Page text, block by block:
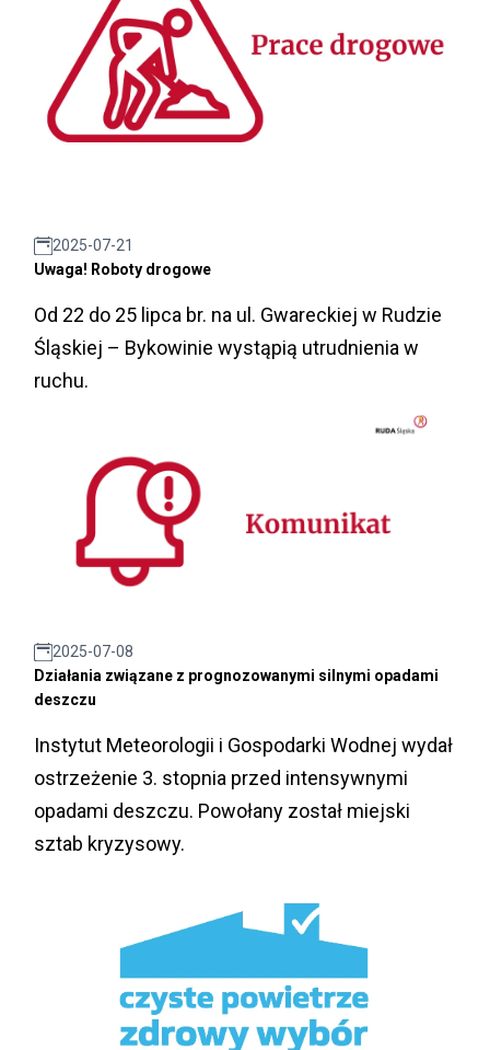
2025-07-21
Uwaga! Roboty drogowe
Od 22 do 25 lipca br. na ul. Gwareckiej w Rudzie
Śląskiej – Bykowinie wystąpią utrudnienia w
ruchu.
2025-07-08
Działania związane z prognozowanymi silnymi opadami
deszczu
Instytut Meteorologii i Gospodarki Wodnej wydał
ostrzeżenie 3. stopnia przed intensywnymi
opadami deszczu. Powołany został miejski
sztab kryzysowy.